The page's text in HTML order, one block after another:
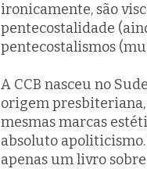
ironicamente, são
pentecostalidade
pentecostalismos
A CCB nasceu no
origem
mesmas marcas
absoluto
apenas um livro